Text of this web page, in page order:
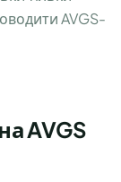
AVGS-
AVGS